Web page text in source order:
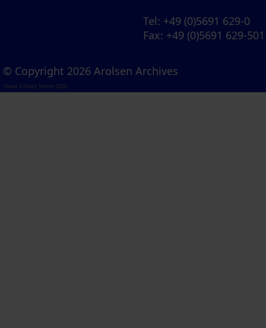
Tel: +49 (0)5691 629-0
Fax: +49 (0)5691 629-501
© Copyright 2026 Arolsen Archives
Visual Library Server 2026